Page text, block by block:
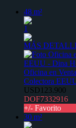
48 m²
1
MÁS
Oficina en
Colectora
USD123.900
DOF7332916
+/- Favorito
30 m²